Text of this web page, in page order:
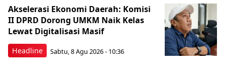
Headline
Akselerasi Ekonomi Daerah: Komisi
II DPRD Dorong UMKM Naik Kelas
Lewat Digitalisasi Masif
Sabtu, 8 Agu 2026 - 10:36